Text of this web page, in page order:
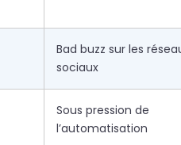
Bad buzz sur les
sociaux
Sous pression de
l’automatisation